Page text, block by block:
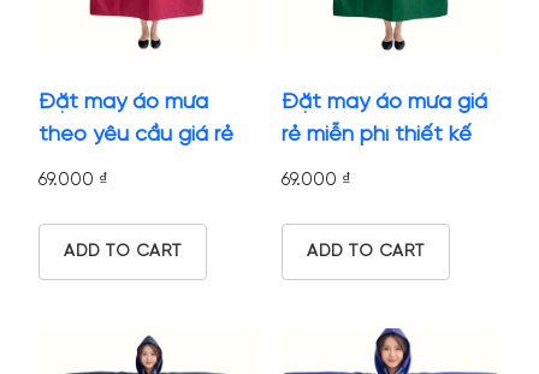
Đặt may áo mưa
theo yêu cầu giá rẻ
69.000 ₫
ADD TO CART
Đặt may áo mưa giá
rẻ miễn phí thiết kế
69.000 ₫
ADD TO CART